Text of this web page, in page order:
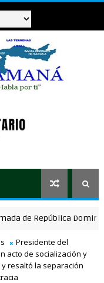
República Dominicana
Presidente del
acto de socialización y
resaltó la separación